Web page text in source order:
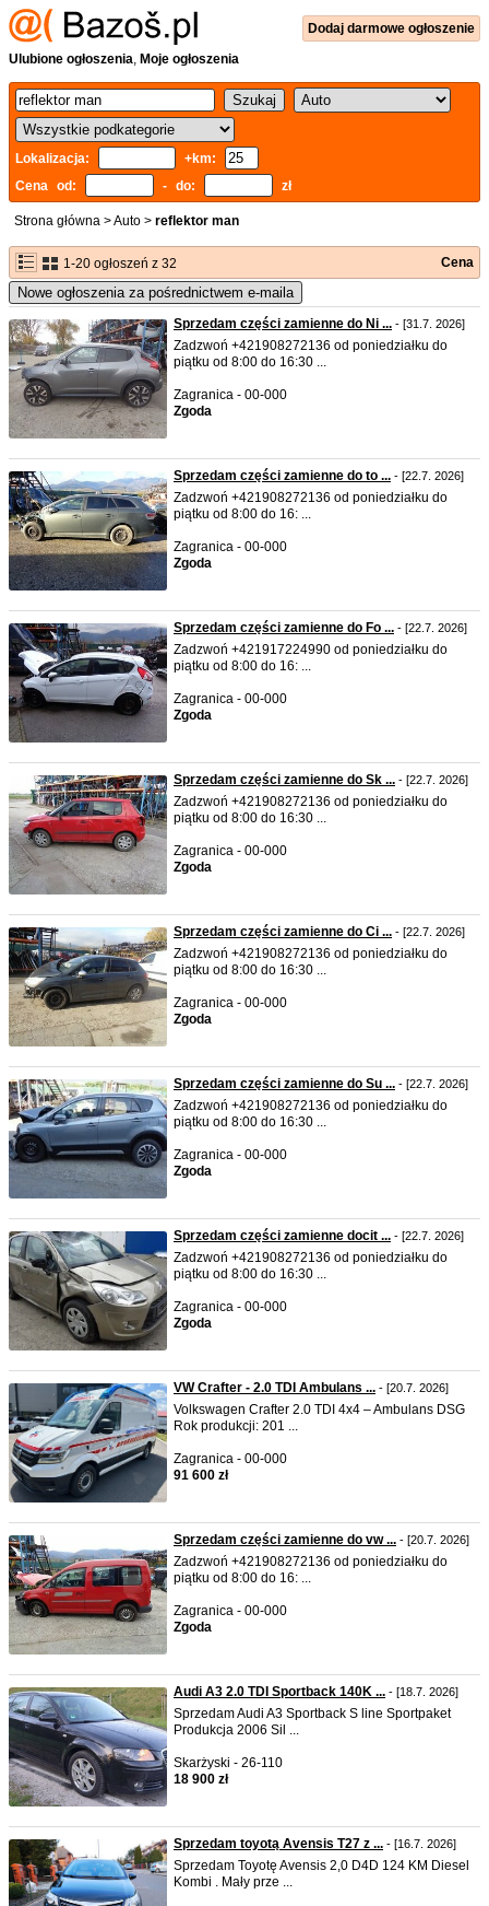
Dodaj darmowe ogłoszenie
Ulubione ogłoszenia, Moje ogłoszenia
Lokalizacja:
+km:
Cena od:
- do: zł
Strona główna >Auto > reflektor man
1-20 ogłoszeń z 32 Cena
Nowe ogłoszenia za pośrednictwem e-maila
Sprzedam części zamienne do Ni ... - [31.7. 2026]
Zadzwoń +421908272136 od poniedziałku do
piątku od 8:00 do 16:30 ...
Zagranica - 00-000
Zgoda
Sprzedam części zamienne do to ... - [22.7. 2026]
Zadzwoń +421908272136 od poniedziałku do
piątku od 8:00 do 16: ...
Zagranica - 00-000
Zgoda
Sprzedam części zamienne do Fo ... - [22.7. 2026]
Zadzwoń +421917224990 od poniedziałku do
piątku od 8:00 do 16: ...
Zagranica - 00-000
Zgoda
Sprzedam części zamienne do Sk ... - [22.7. 2026]
Zadzwoń +421908272136 od poniedziałku do
piątku od 8:00 do 16:30 ...
Zagranica - 00-000
Zgoda
Sprzedam części zamienne do Ci ... - [22.7. 2026]
Zadzwoń +421908272136 od poniedziałku do
piątku od 8:00 do 16:30 ...
Zagranica - 00-000
Zgoda
Sprzedam części zamienne do Su ... - [22.7. 2026]
Zadzwoń +421908272136 od poniedziałku do
piątku od 8:00 do 16:30 ...
Zagranica - 00-000
Zgoda
Sprzedam części zamienne docit ... - [22.7. 2026]
Zadzwoń +421908272136 od poniedziałku do
piątku od 8:00 do 16:30 ...
Zagranica - 00-000
Zgoda
VW Crafter - 2.0 TDI Ambulans ... - [20.7. 2026]
Volkswagen Crafter 2.0 TDI 4x4 – Ambulans DSG
Rok produkcji: 201 ...
Zagranica - 00-000
91 600 zł
Sprzedam części zamienne do vw ... - [20.7. 2026]
Zadzwoń +421908272136 od poniedziałku do
piątku od 8:00 do 16: ...
Zagranica - 00-000
Zgoda
Audi A3 2.0 TDI Sportback 140K ... - [18.7. 2026]
Sprzedam Audi A3 Sportback S line Sportpaket
Produkcja 2006 Sil ...
Skarżyski - 26-110
18 900 zł
Sprzedam toyotą Avensis T27 z ... - [16.7. 2026]
Sprzedam Toyotę Avensis 2,0 D4D 124 KM Diesel
Kombi . Mały prze ...